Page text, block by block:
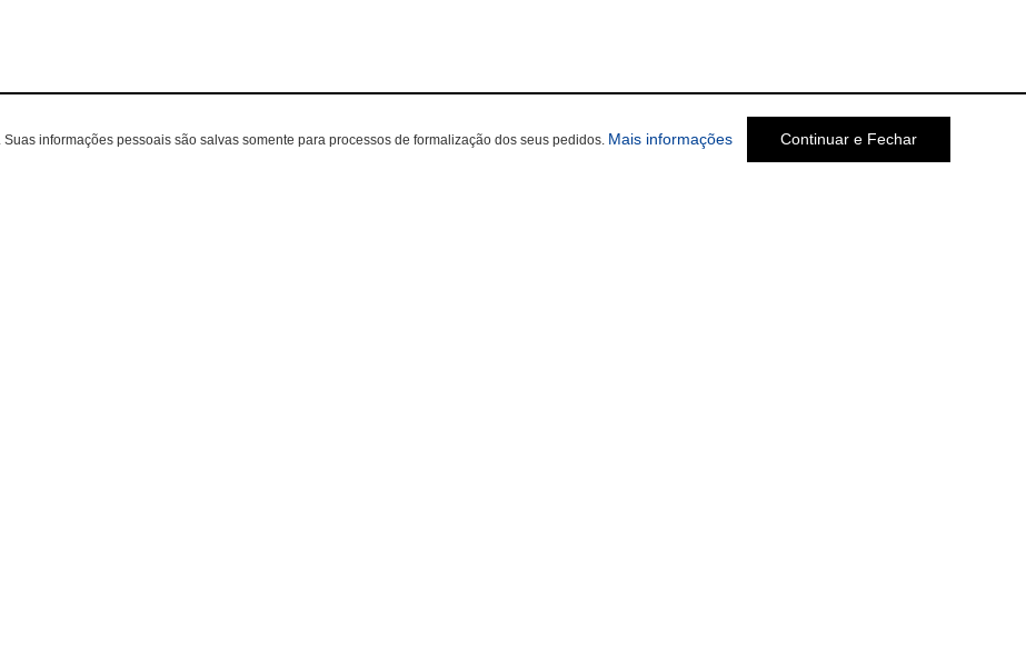
informações pessoais são salvas somente para processos de formalização dos seus pedidos. Mais informações Continuar e Fechar